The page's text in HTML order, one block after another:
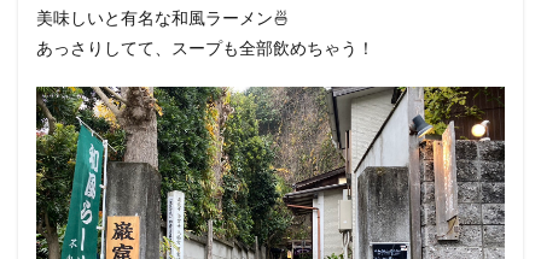
美味しいと有名な和風ラーメン🍜
あっさりしてて、スープも全部飲めちゃう！